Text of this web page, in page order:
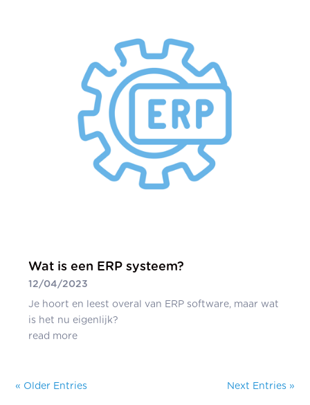
Wat is een ERP systeem?
12/04/2023
Je hoort en leest overal van ERP software, maar wat
is het nu eigenlijk?
read more
« Older Entries Next Entries »